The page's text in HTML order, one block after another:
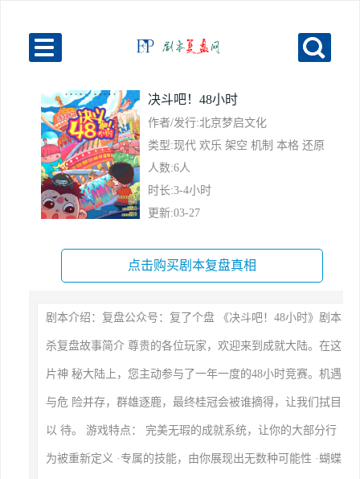
决斗吧！48小时
作者/发行:北京梦启文化
类型:现代 欢乐 架空 机制 本格 还原
人数:6人
时长:3-4小时
更新:03-27
点击购买剧本复盘真相
剧本介绍：复盘公众号：复了个盘 《决斗吧！48小时》剧本
杀复盘故事简介 尊贵的各位玩家，欢迎来到成就大陆。在这
片神 秘大陆上，您主动参与了一年一度的48小时竞赛。机遇
与危 险并存，群雄逐鹿，最终桂冠会被谁摘得，让我们拭目
以 待。 游戏特点： 完美无瑕的成就系统，让你的大部分行
为被重新定义 ·专属的技能，由你展现出无数种可能性 ·蝴蝶